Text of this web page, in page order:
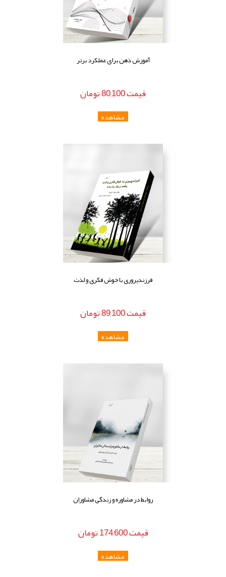
آموزش ذهن برای عملکرد برتر
قيمت80,100تومان
فرزندپروری با خوش فکری و لذت
قيمت89,100تومان
روابط در مشاوره و زندگی مشاوران
قيمت174,600تومان